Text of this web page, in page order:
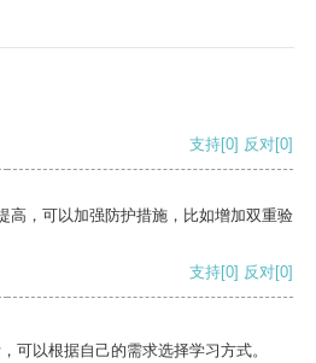
支持[0] 反对[0]
高，可以加强防护措施，比如增加双重验
支持[0] 反对[0]
可以根据自己的需求选择学习方式。